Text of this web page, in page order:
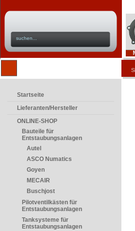
Startseite
Lieferanten/Hersteller
ONLINE-SHOP
Bauteile für
Entstaubungsanlagen
Autel
ASCO Numatics
Goyen
MECAIR
Buschjost
Pilotventilkästen für
Entstaubungsanlagen
Tanksysteme für
Entstaubungsanlagen